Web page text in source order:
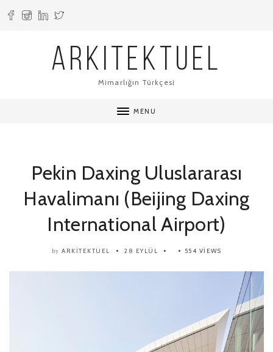
ARKITEKTUEL
Mimarlığın Türkçesi
MENU
Pekin Daxing Uluslararası
Havalimanı (Beijing Daxing
International Airport)
by ARKITEKTUEL 28 EYLÜL 554 VIEWS